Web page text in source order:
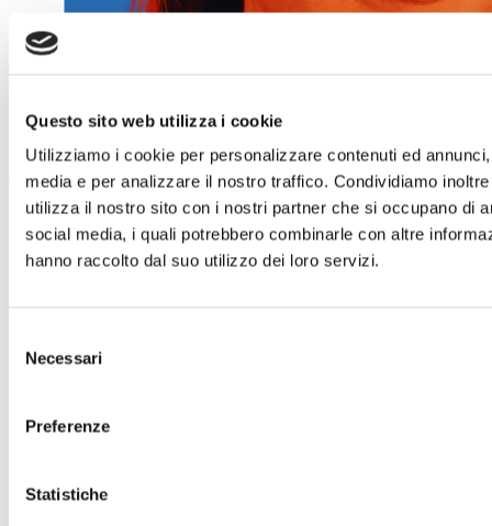
Questo sito web utilizza i cookie
Utilizziamo i cookie per personalizzare contenuti ed
media e per analizzare il nostro traffico. Condividiamo
utilizza il nostro sito con i nostri partner che si occupano di
social media, i quali potrebbero combinarle con altre
hanno raccolto dal suo utilizzo dei loro servizi.
delNecessari
Preferenze
Statistiche